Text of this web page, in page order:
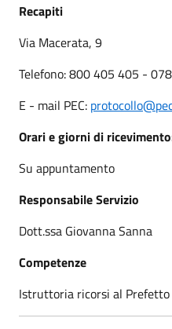
Recapiti
Via Macerata, 9
Telefono: 800 405 405 -
E - mail PEC:
Orari e giorni di
Su appuntamento
Responsabile Servizio
Dott.ssa Giovanna Sanna
Competenze
Istruttoria ricorsi al Prefetto